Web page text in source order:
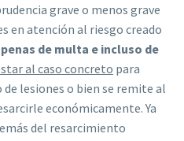
grave o menos grave
en atención al riesgo creado
penas de multa e incluso de
al caso concreto para
lesiones o bien se remite al
económicamente. Ya
del resarcimiento